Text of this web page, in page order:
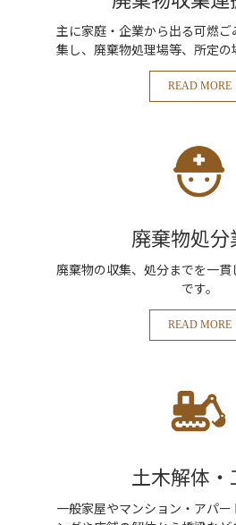
主に家庭・企業から出る可燃
集し、廃棄物処理場等、所定の
READ MORE
廃棄物処分
廃棄物の収集、処分までを一
です。
READ MORE
土木解体
一般家屋やマンション・アパー